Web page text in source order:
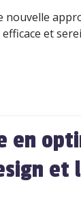
nouvelle
et
en
et